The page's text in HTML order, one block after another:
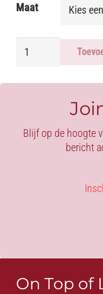
Maat
VINYL
-
Blijf op de hoogte
bericht
On Top of